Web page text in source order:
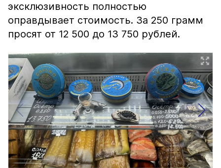
эксклюзивность полностью
оправдывает стоимость. За 250 грамм
просят от 12 500 до 13 750 рублей.